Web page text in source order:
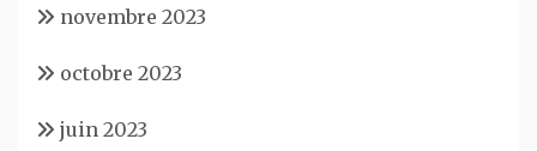
novembre 2023
octobre 2023
juin 2023